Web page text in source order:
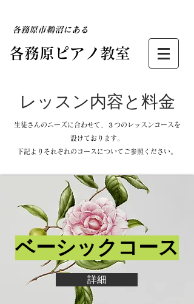
​各務原市鵜沼にある
​各務原ピアノ教室
​レッスン内容と料金
​生徒さんのニーズに合わせて、３つのレッスンコースを
設けております。
​下記よりそれぞれのコースについてご参照ください。
​ベーシックコース
詳細